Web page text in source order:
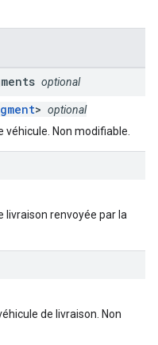
optional
> optional
Non modifiable.
livraison renvoyée par la
de livraison. Non